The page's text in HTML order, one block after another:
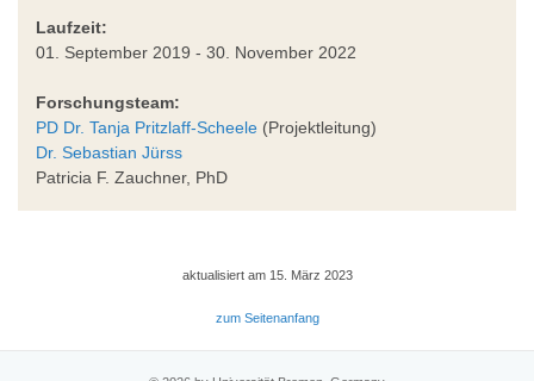
Laufzeit:
01. September 2019 - 30. November 2022
Forschungsteam:
PD Dr. Tanja Pritzlaff-Scheele (Projektleitung)
Dr. Sebastian Jürss
Patricia F. Zauchner, PhD
aktualisiert am 15. März 2023
zum Seitenanfang